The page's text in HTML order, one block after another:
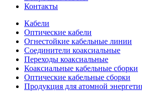
Контакты
Кабели
Оптические кабели
Огнестойкие кабельные линии
Соединители коаксиальные
Переходы коаксиальные
Коаксиальные кабельные сборки
Оптические кабельные сборки
Продукция для атомной